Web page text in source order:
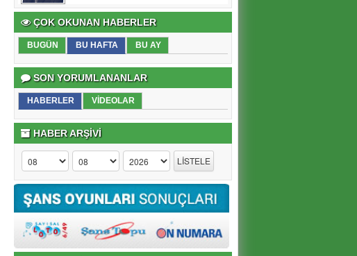
ÇOK OKUNAN HABERLER
BUGÜN BU HAFTA BU AY
SON YORUMLANANLAR
HABERLER VİDEOLAR
HABER ARŞİVİ